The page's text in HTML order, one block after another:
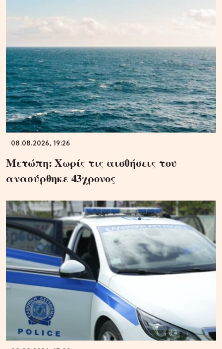
08.08.2026, 19:26
Μετώπη: Χωρίς τις αισθήσεις του
ανασύρθηκε 43χρονος